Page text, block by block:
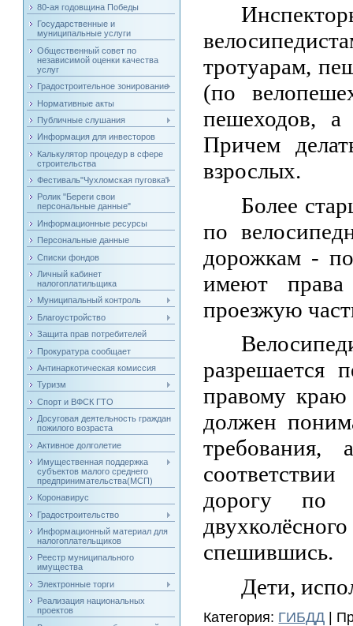
80-ая годовщина Победы
Государственные и
муниципальные услуги
Общественный совет по
независимой оценки качества
услуг
Градостроительное зонирование
Нормативные акты
Публичные слушания
Информация для инвесторов
Калькулятор процедур в сфере
строительства
Фестиваль"Чухломская пуговка"
Ролик "Береги свои
персональные данные"
Информационные ресурсы
Персональные данные
Списки фондов
Личный кабинет
налогоплатильщика
Муниципальный контроль
Благоустройство
Защита прав потребителей
Прокуратура сообщает
Антинаркотическая комиссия
Туризм
Спорт и ВФСК ГТО
Досуговая деятельность граждан
пожилого возраста
Активное долголетие
Имущественная поддержка
субъектов малого среднего
предпринимательства(МСП)
Коронавирус
Градостроительство
Информационный материал для
налогоплательщиков
Реестр муниципального
имущества
Электронные торги
Реализация национальных
проектов
тротуарам,
(по
пешеходов,
Причем
взрослых.
Более
по
дорожкам -
имеют
проезжую
разрешается
правому краю
должен
дорогу по
спешившись.
Дети,
Категория: ГИБДД |